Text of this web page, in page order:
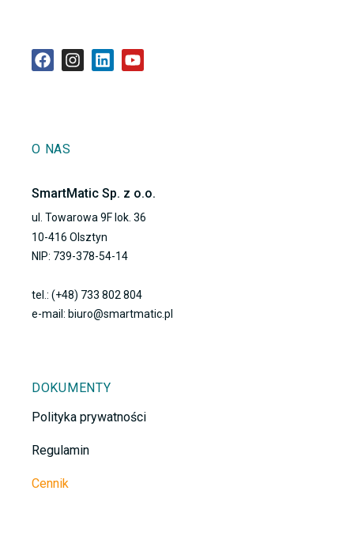
O NAS
SmartMatic Sp. z o.o.
ul. Towarowa 9F lok. 36
10-416 Olsztyn
NIP: 739-378-54-14
tel.: (+48) 733 802 804
e-mail: biuro@smartmatic.pl
DOKUMENTY
Polityka prywatności
Regulamin
Cennik